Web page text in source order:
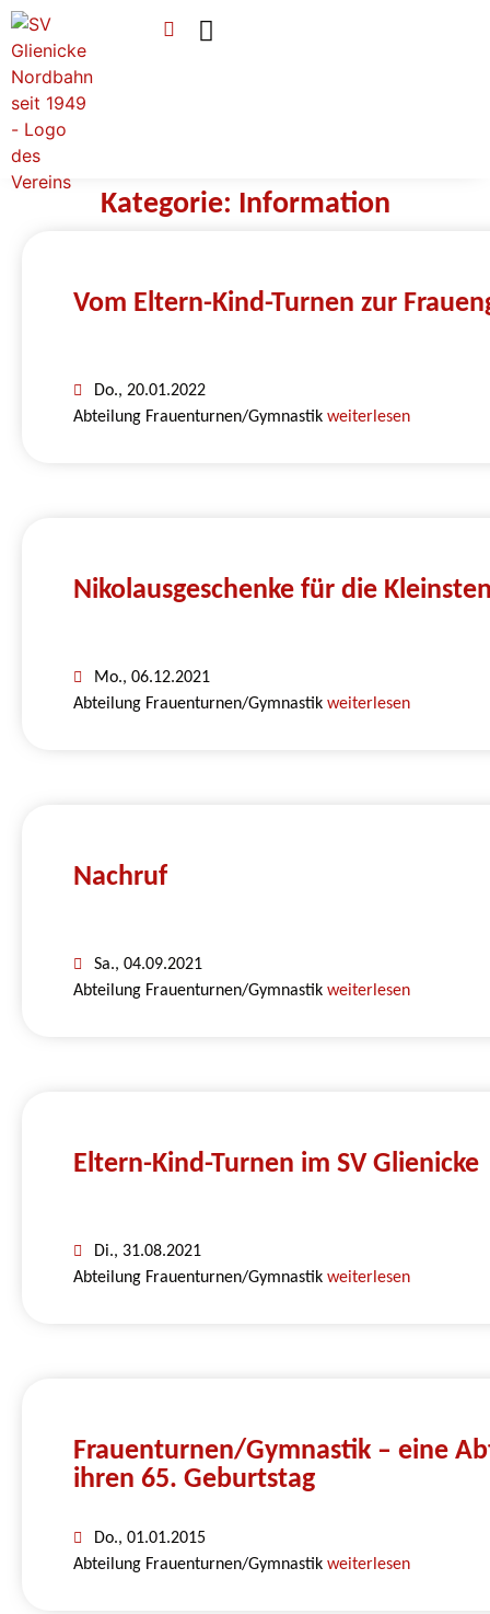
Kategorie: Information
Vom Eltern-Kind-Turnen zur
Do., 20.01.2022
Abteilung Frauenturnen/Gymnastikweiterlesen
Nikolausgeschenke für die
Mo., 06.12.2021
Abteilung Frauenturnen/Gymnastikweiterlesen
Nachruf
Sa., 04.09.2021
Abteilung Frauenturnen/Gymnastikweiterlesen
Eltern-Kind-Turnen im SV Glienicke
Di., 31.08.2021
Abteilung Frauenturnen/Gymnastikweiterlesen
Frauenturnen/Gymnastik – eine
ihren 65. Geburtstag
Do., 01.01.2015
Abteilung Frauenturnen/Gymnastikweiterlesen